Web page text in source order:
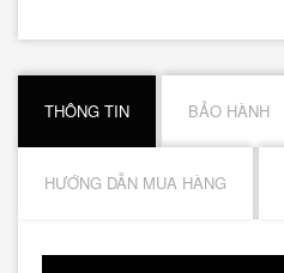
THÔNG TIN BẢO HÀNH
HƯỚNG DẪN MUA HÀNG